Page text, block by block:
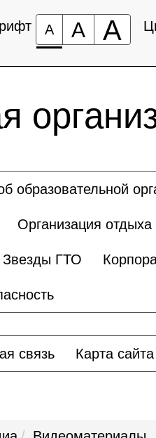
А А А
образовательной
Организация отдыха
Звезды ГТО
связь Карта сайта